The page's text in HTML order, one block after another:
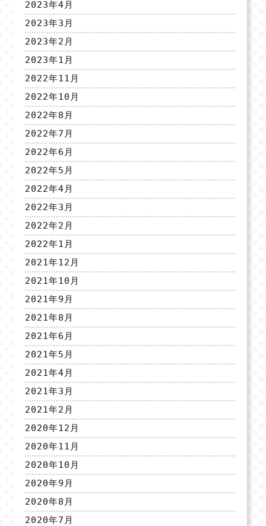
2023年4月
2023年3月
2023年2月
2023年1月
2022年11月
2022年10月
2022年8月
2022年7月
2022年6月
2022年5月
2022年4月
2022年3月
2022年2月
2022年1月
2021年12月
2021年10月
2021年9月
2021年8月
2021年6月
2021年5月
2021年4月
2021年3月
2021年2月
2020年12月
2020年11月
2020年10月
2020年9月
2020年8月
2020年7月